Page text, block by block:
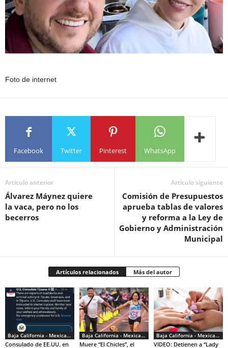
Foto de internet
Facebook Twitter Pinterest WhatsApp
Artículo anterior
Álvarez Máynez quiere
la vaca, pero no los
becerros
Artículo siguiente
Comisión de Presupuestos
aprueba tablas de valores
y reforma a la Ley de
Gobierno y Administración
Municipal
Artículos relacionados Más del autor
Baja California - Mexicali - Tijuana
Consulado de EE.UU. en
Baja California - Mexicali - Tijuana
Muere “El Chicles”, el
Baja California - Mexicali - Tijuana
VIDEO: Detienen a “Lady